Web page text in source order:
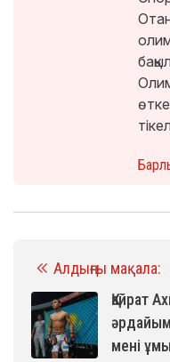
Алдыңғы мақала:
Қайрат
мені